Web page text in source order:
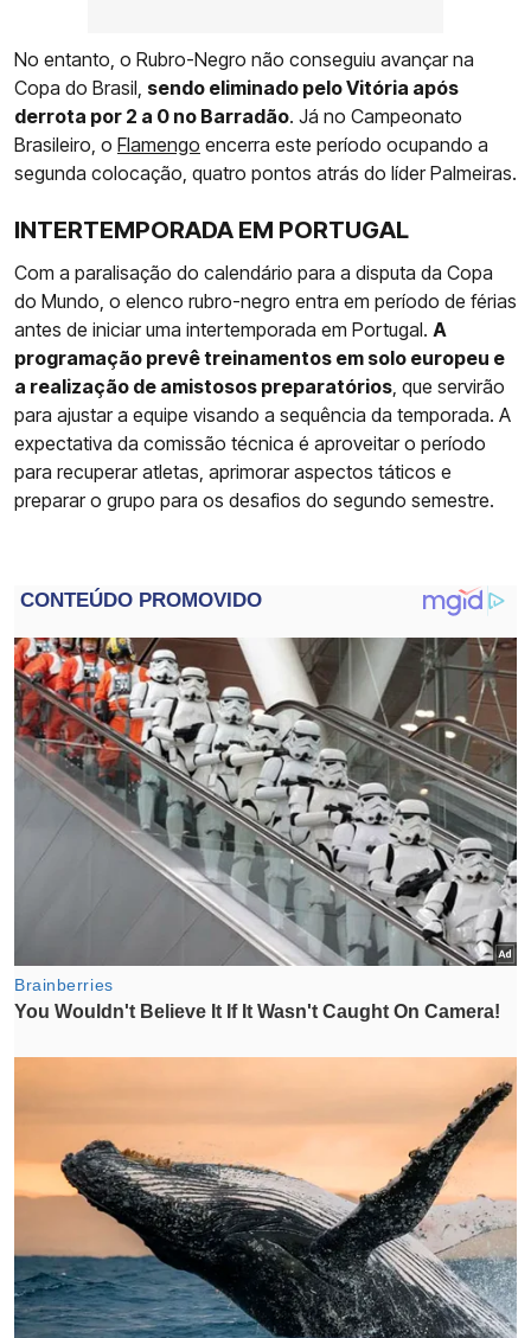
No entanto, o Rubro-Negro não conseguiu avançar na
Copa do Brasil, sendo eliminado pelo Vitória após
derrota por 2 a 0 no Barradão. Já no Campeonato
Brasileiro, o Flamengo encerra este período ocupando a
segunda colocação, quatro pontos atrás do líder Palmeiras.
INTERTEMPORADA EM PORTUGAL
Com a paralisação do calendário para a disputa da Copa
do Mundo, o elenco rubro-negro entra em período de férias
antes de iniciar uma intertemporada em Portugal. A
programação prevê treinamentos em solo europeu e
a realização de amistosos preparatórios , que servirão
para ajustar a equipe visando a sequência da temporada. A
expectativa da comissão técnica é aproveitar o período
para recuperar atletas, aprimorar aspectos táticos e
preparar o grupo para os desafios do segundo semestre.